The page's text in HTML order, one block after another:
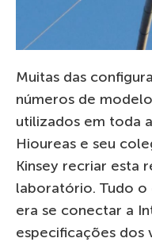
Muitas das
números de
utilizados em toda
Hioureas e seu
Kinsey recriar esta
laboratório. Tudo o
era se conectar a
especificações dos